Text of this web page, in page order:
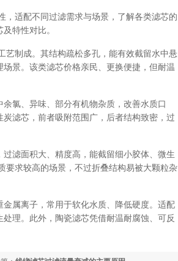
，适配不同过滤需求与场景，了解各类滤芯的
特性对比。
制成。其结构疏松多孔，能有效截留水中悬
景。该类滤芯价格亲民、更换便捷，但耐温
氯、异味、部分有机物杂质，改善水质口
滤芯，前者吸附范围广，后者结构致密，过
滤面积大、精度高，能截留细小胶体、微生
要求较高的场景，不过折叠结构易被大颗粒杂
属离子，常用于软化水质、降低硬度。适配
理。此外，陶瓷滤芯凭借耐温耐腐蚀、可反